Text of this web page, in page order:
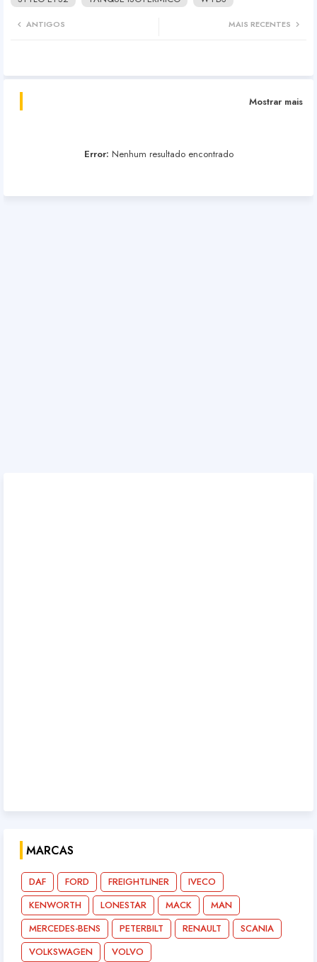
MAIS RECENTES
ANTIGOS
Mostrar mais
Error: Nenhum resultado encontrado
MARCAS
DAF FORD FREIGHTLINER
IVECO
KENWORTH
LONESTAR MACK
MAN
MERCEDES-BENS
PETERBILT RENAULT
SCANIA
VOLKSWAGEN
VOLVO